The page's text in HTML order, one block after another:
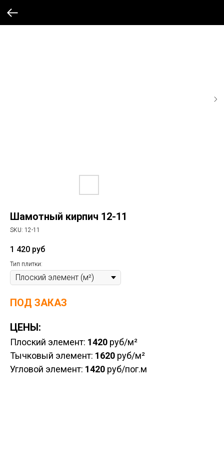
Шамотный кирпич 12-11
SKU: 12-11
1 420 руб
Тип плитки:
ПОД ЗАКАЗ
ЦЕНЫ:
Плоский элемент: 1420 руб/м²
Тычковый элемент: 1620 руб/м²
Угловой элемент: 1420 руб/пог.м